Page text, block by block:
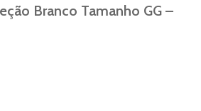
Branco Tamanho GG –